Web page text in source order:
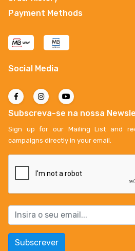
Payment Methods
Social Media
Subscreva-se na nossa
Sign up for our Mailing List and
campaigns directly in your email.
Subscrever